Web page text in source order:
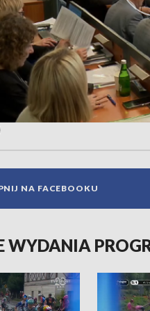
NA FACEBOOKU
WYDANIA